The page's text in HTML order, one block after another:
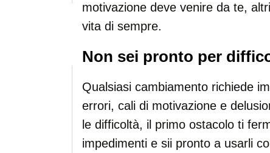
motivazione deve venire da te,
vita di sempre.
Non sei pronto per
Qualsiasi cambiamento richiede
errori, cali di motivazione e
le difficoltà, il primo ostacolo ti
impedimenti e sii pronto a usarli